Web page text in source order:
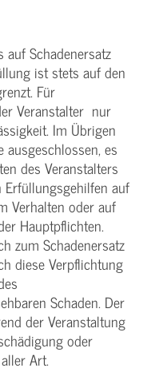
auf Schadenersatz
ist stets auf den
Für
Veranstalter nur
Im Übrigen
ausgeschlossen, es
des Veranstalters
auf
Verhalten oder auf
Hauptpflichten.
zum Schadenersatz
diese Verpflichtung
Schaden. Der
der Veranstaltung
oder
Art.